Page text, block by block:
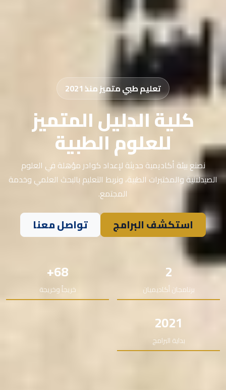
تعليم طبي متميز منذ 2021
كلية الدليل المتميز
للعلوم الطبية
نصنع بيئة أكاديمية حديثة لإعداد كوادر مؤهلة في العلوم
الصيدلانية والمختبرات الطبية، ونربط التعليم بالبحث العلمي وخدمة
المجتمع.
استكشف البرامج تواصل معنا
2
برنامجان أكاديميان
68+
خريجاً وخريجة
2021
بداية البرامج